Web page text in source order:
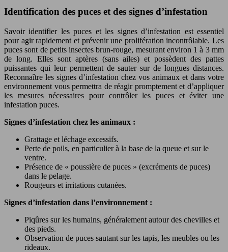
Identification des puces et des signes d’infestation
Savoir identifier les puces et les signes d’infestation est essentiel
pour agir rapidement et prévenir une prolifération incontrôlable. Les
puces sont de petits insectes brun-rouge, mesurant environ 1 à 3 mm
de long. Elles sont aptères (sans ailes) et possèdent des pattes
puissantes qui leur permettent de sauter sur de longues distances.
Reconnaître les signes d’infestation chez vos animaux et dans votre
environnement vous permettra de réagir promptement et d’appliquer
les mesures nécessaires pour contrôler les puces et éviter une
infestation puces.
Signes d’infestation chez les animaux :
Grattage et léchage excessifs.
Perte de poils, en particulier à la base de la queue et sur le
ventre.
Présence de « poussière de puces » (excréments de puces)
dans le pelage.
Rougeurs et irritations cutanées.
Signes d’infestation dans l’environnement :
Piqûres sur les humains, généralement autour des chevilles et
des pieds.
Observation de puces sautant sur les tapis, les meubles ou les
rideaux.